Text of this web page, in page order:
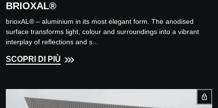
BRIOXAL®
brioxAL® – aluminium in its most elegant form. The anodised
surface transforms light, colour and surroundings into a vibrant
interplay of reflections and s...
SCOPRI DI PIÙ